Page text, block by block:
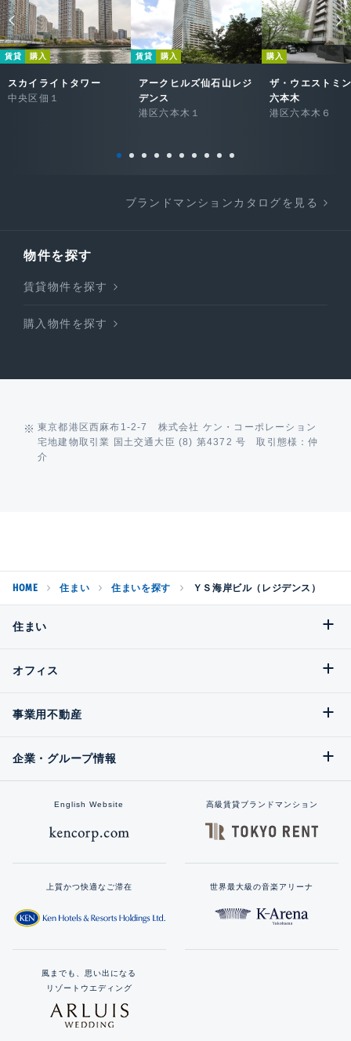
賃貸 購入
スカイライトタワー
中央区佃１
賃貸 購入
アークヒルズ仙石山レジ
デンス
港区六本木１
購入
ザ・ウエストミ
六本木
港区六本木６
ブランドマンションカタログを見る
物件を探す
賃貸物件を探す
購入物件を探す
東京都港区西麻布1-2-7 株式会社 ケン・コーポレーション
宅地建物取引業 国土交通大臣 (8) 第4372 号 取引態様：仲
介
HOME 住まい 住まいを探す ＹＳ海岸ビル（レジデンス）
住まい
オフィス
事業用不動産
企業・グループ情報
English Website 高級賃貸ブランドマンション
上質かつ快適なご滞在 世界最大級の音楽アリーナ
風までも、思い出になる
リゾートウエディング